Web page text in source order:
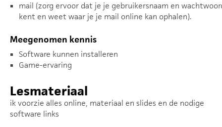
mail (zorg ervoor dat je je gebruikersnaam en
kent en weet waar je je mail online kan ophalen).
Meegenomen kennis
Software kunnen installeren
Game-ervaring
Lesmateriaal
ik voorzie alles online, materiaal en slides en de nodige
software links